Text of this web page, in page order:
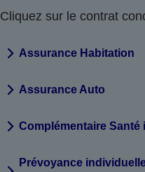
Cliquez sur le contrat
Assurance Habitation
Assurance Auto
Complémentaire Santé
Prévoyance